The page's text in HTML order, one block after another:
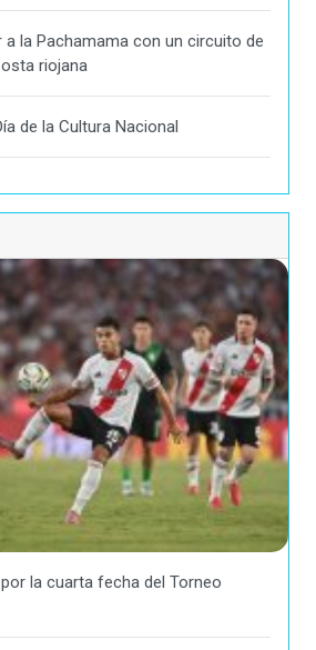
a la Pachamama con un circuito de
riojana
de la Cultura Nacional
la cuarta fecha del Torneo